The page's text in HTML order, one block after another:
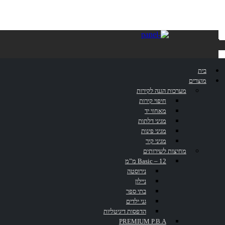
בית
מוצרים
מערכות הגנה לקירות
חיפוי קירות
מאחזי יד
מגיני דלתות
מגיני פינות
מגיני קיר
מחיצות לשירותים
Basic – 12 מ”מ
נירוסטה
ניילון
בתי ספר
גני ילדים
הדפסות דיגיטליות
PREMIUM P.B.A
NOXX
מחיצות לשירותים